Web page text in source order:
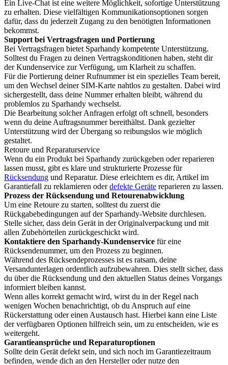
Ein Live-Chat ist eine weitere Möglichkeit, sofortige Unterstützung
zu erhalten. Diese vielfältigen Kommunikationsoptionen sorgen
dafür, dass du jederzeit Zugang zu den benötigten Informationen
bekommst.
Support bei Vertragsfragen und Portierung
Bei Vertragsfragen bietet Sparhandy kompetente Unterstützung.
Solltest du Fragen zu deinen Vertragskonditionen haben, steht dir
der Kundenservice zur Verfügung, um Klarheit zu schaffen.
Für die Portierung deiner Rufnummer ist ein spezielles Team bereit,
um den Wechsel deiner SIM-Karte nahtlos zu gestalten. Dabei wird
sichergestellt, dass deine Nummer erhalten bleibt, während du
problemlos zu Sparhandy wechselst.
Die Bearbeitung solcher Anfragen erfolgt oft schnell, besonders
wenn du deine Auftragsnummer bereithältst. Dank gezielter
Unterstützung wird der Übergang so reibungslos wie möglich
gestaltet.
Retoure und Reparaturservice
Wenn du ein Produkt bei Sparhandy zurückgeben oder reparieren
lassen musst, gibt es klare und strukturierte Prozesse für
Rücksendung und Reparatur. Diese erleichtern es dir, Artikel im
Garantiefall zu reklamieren oderdefekte Geräte reparieren zu lassen.
Prozess der Rücksendung und Retourenabwicklung
Um eine Retoure zu starten, solltest du zuerst die
Rückgabebedingungen auf der Sparhandy-Website durchlesen.
Stelle sicher, dass dein Gerät in der Originalverpackung und mit
allen Zubehörteilen zurückgeschickt wird.
Kontaktiere den Sparhandy-Kundenservice für eine
Rücksendenummer, um den Prozess zu beginnen.
Während des Rücksendeprozesses ist es ratsam, deine
Versandunterlagen ordentlich aufzubewahren. Dies stellt sicher, dass
du über die Rücksendung und den aktuellen Status deines Vorgangs
informiert bleiben kannst.
Wenn alles korrekt gemacht wird, wirst du in der Regel nach
wenigen Wochen benachrichtigt, ob du Anspruch auf eine
Rückerstattung oder einen Austausch hast. Hierbei kann eine Liste
der verfügbaren Optionen hilfreich sein, um zu entscheiden, wie es
weitergeht.
Garantieansprüche und Reparaturoptionen
Sollte dein Gerät defekt sein, und sich noch im Garantiezeitraum
befinden, wende dich an den Hersteller oder nutze den